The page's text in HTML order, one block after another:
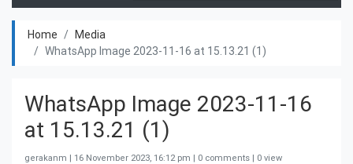
Home
Media
WhatsApp Image 2023-11-16 at 15.13.21 (1)
WhatsApp Image 2023-11-16
at 15.13.21 (1)
gerakanm | 16 November 2023, 16:12 pm | 0 comments | 0 view